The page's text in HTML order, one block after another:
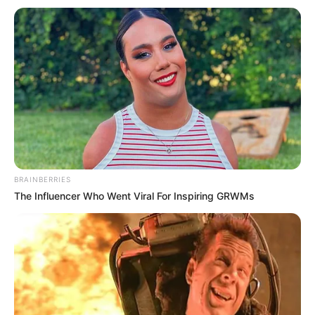
Хлопчик народився передчасно, на сьомому місяці, і
на початковому етапі мав бронхолегеневу дисплазію
(БЛД). Однак, за словами батьків, після курсу
лікування стан дитини значно покращився, і лікарі
підтверджували, що розвиток відповідає віку.
Під час перебування в лікарні дитині призначили
введення препарату через інфузомат у дозі 30–35
кубиків. Коли в системі залишалося близько 10
кубиків рідини, медична сестра, за словами батьків,
різко ввела весь залишок вручну — за одну секунду.
Одразу після цього стан дитини катастрофічно
погіршився. Немовля почало синіти просто на руках
у матері.
BRAINBERRIES
The Influencer Who Went Viral For Inspiring GRWMs